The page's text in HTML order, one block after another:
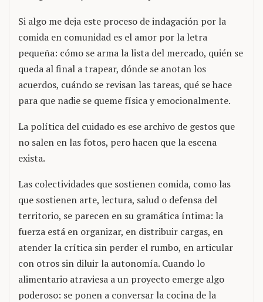
Si algo me deja este proceso de indagación por la
comida en comunidad es el amor por la letra
pequeña: cómo se arma la lista del mercado, quién se
queda al final a trapear, dónde se anotan los
acuerdos, cuándo se revisan las tareas, qué se hace
para que nadie se queme física y emocionalmente.
La política del cuidado es ese archivo de gestos que
no salen en las fotos, pero hacen que la escena
exista.
Las colectividades que sostienen comida, como las
que sostienen arte, lectura, salud o defensa del
territorio, se parecen en su gramática íntima: la
fuerza está en organizar, en distribuir cargas, en
atender la crítica sin perder el rumbo, en articular
con otros sin diluir la autonomía. Cuando lo
alimentario atraviesa a un proyecto emerge algo
poderoso: se ponen a conversar la cocina de la